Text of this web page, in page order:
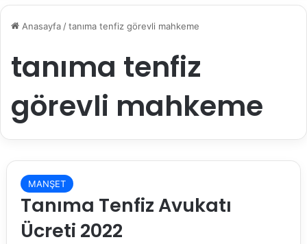
Anasayfa /tanıma tenfiz görevli mahkeme
tanıma tenfiz
görevli mahkeme
MANŞET
Tanıma Tenfiz Avukatı
Ücreti 2022